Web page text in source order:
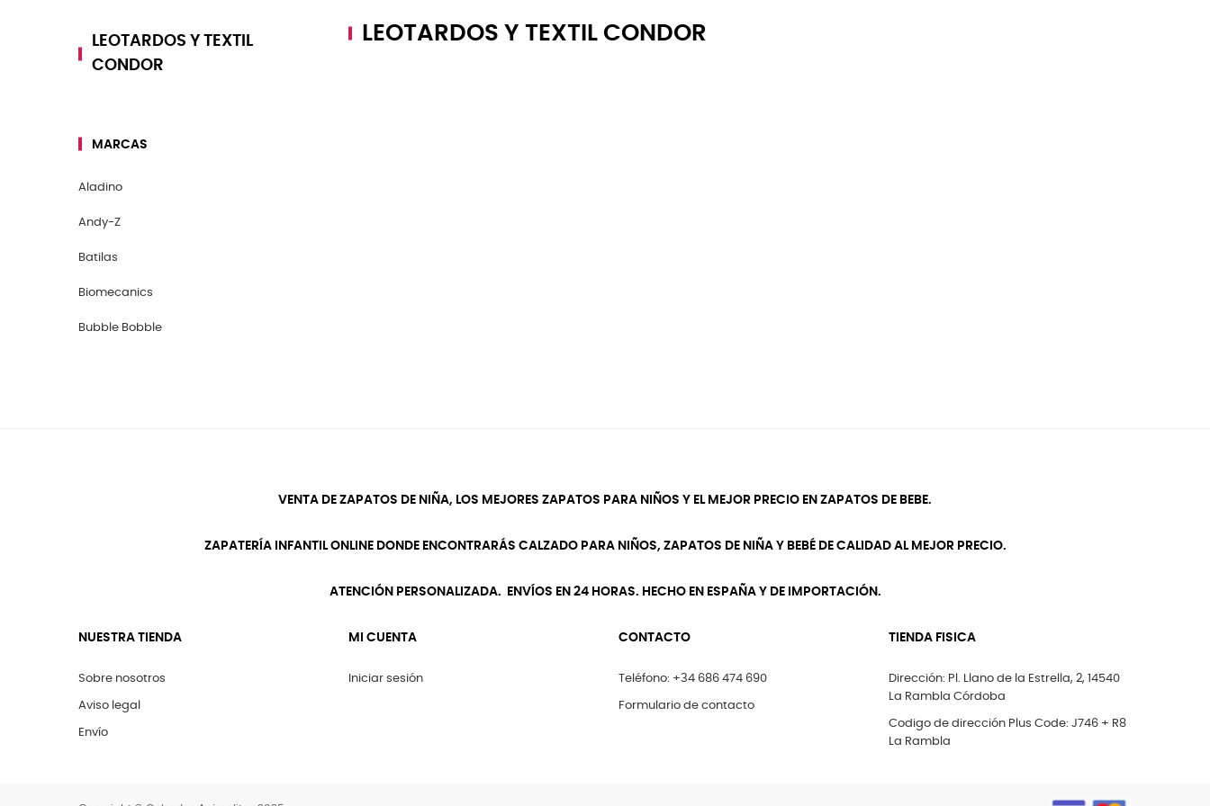
LEOTARDOS Y TEXTIL
CONDOR
MARCAS
Aladino
Andy-Z
Batilas
Biomecanics
Bubble Bobble
LEOTARDOS Y TEXTIL CONDOR
VENTA DE ZAPATOS DE NIÑA, LOS MEJORES ZAPATOS PARA NIÑOS Y EL MEJOR PRECIO EN ZAPATOS DE BEBE.
ZAPATERÍA INFANTIL ONLINE DONDE ENCONTRARÁS CALZADO PARA NIÑOS, ZAPATOS DE NIÑA Y BEBÉ DE CALIDAD AL MEJOR PRECIO.
ATENCIÓN PERSONALIZADA. ENVÍOS EN 24 HORAS. HECHO EN ESPAÑA Y DE IMPORTACIÓN.
NUESTRA TIENDA
Sobre nosotros
Aviso legal
Envío
MI CUENTA
Iniciar sesión
CONTACTO
Teléfono: +34 686 474 690
Formulario de contacto
TIENDA FISICA
Dirección: Pl. Llano de la Estrella, 2, 14540
La Rambla Córdoba
Codigo de dirección Plus Code: J746 + R8
La Rambla